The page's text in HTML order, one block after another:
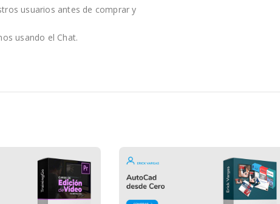
usuarios antes de comprar y
usando el Chat.